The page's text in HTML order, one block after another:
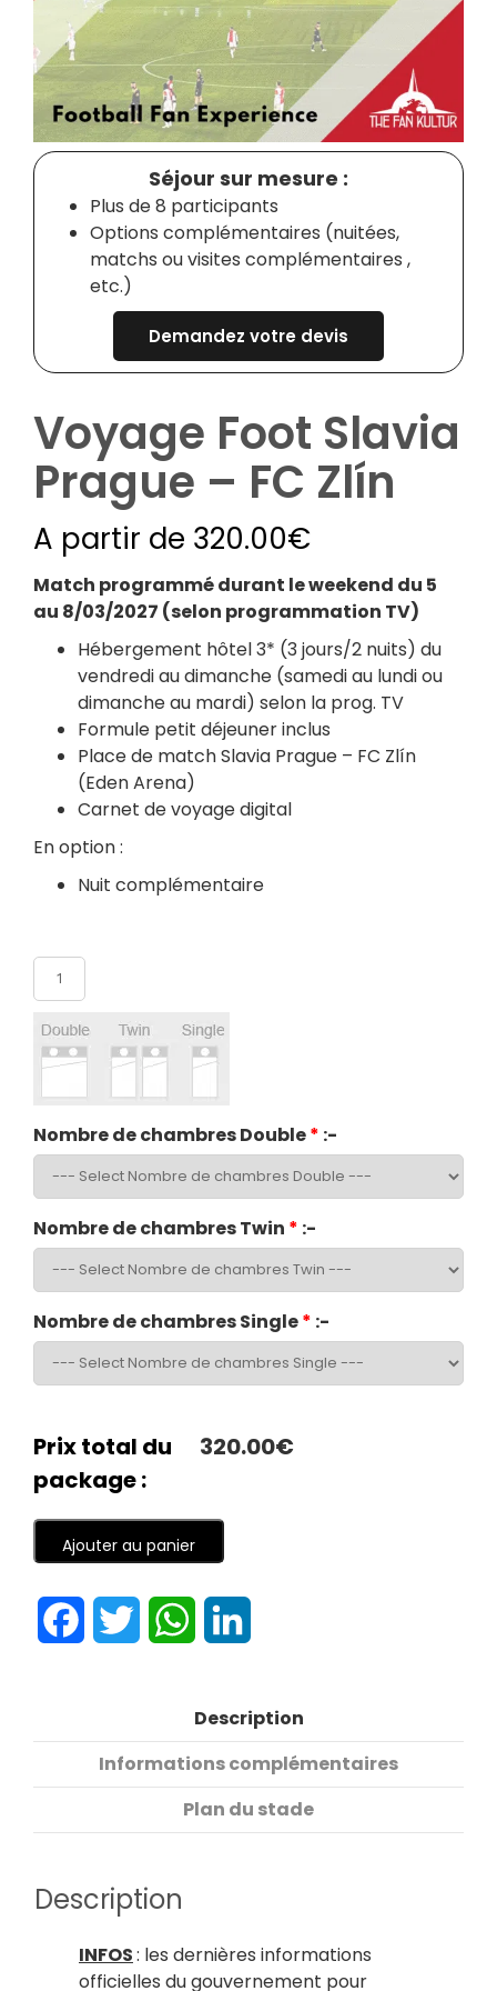
Séjour sur mesure :
Plus de 8 participants
Options complémentaires (nuitées,
matchs ou visites complémentaires ,
etc.)
Demandez votre devis
Voyage Foot Slavia
Prague – FC Zlín
A partir de 320.00€
Match programmé durant le weekend du 5
au 8/03/2027 (selon programmation TV)
Hébergement hôtel 3* (3 jours/2 nuits) du
vendredi au dimanche (samedi au lundi ou
dimanche au mardi) selon la prog. TV
Formule petit déjeuner inclus
Place de match Slavia Prague – FC Zlín
(Eden Arena)
Carnet de voyage digital
En option :
Nuit complémentaire
Nombre de chambres Double* :-
Nombre de chambres Twin * :-
Nombre de chambres Single* :-
Prix total du
package :
320.00€
Ajouter au panier
FacebookTwitter WhatsApp
Description
Informations complémentaires
Plan du stade
Description
INFOS: les dernières informations
officielles du gouvernement pour